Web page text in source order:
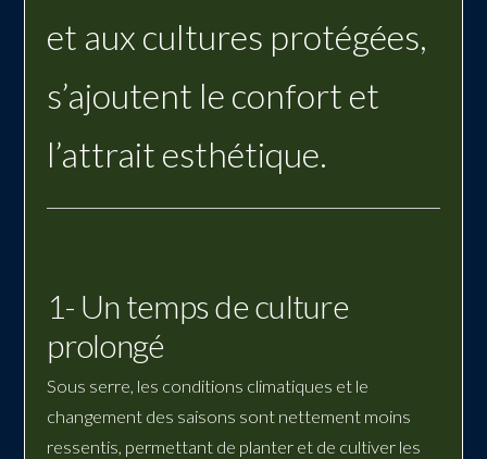
et aux cultures protégées,
s’ajoutent le confort et
l’attrait esthétique.
1- Un temps de culture
prolongé
Sous serre, les conditions climatiques et le
changement des saisons sont nettement moins
ressentis, permettant de planter et de cultiver les